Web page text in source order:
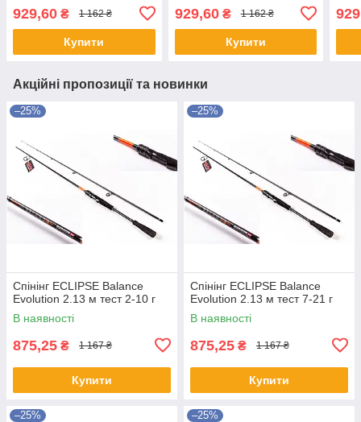
929,60 ₴ 1 162 ₴
Купити
929,60₴ 1 162 ₴
Купити
Акційні пропозиції та новинки
–25%
Спінінг ECLIPSE Balance
Evolution 2.13 м тест 2-10 г
В наявності
875,25 ₴ 1 167 ₴
Купити
–25%
Спінінг ECLIPSE Balance
Evolution 2.13 м тест 7-21 г
В наявності
875,25 ₴ 1 167 ₴
Купити
–25% –25%